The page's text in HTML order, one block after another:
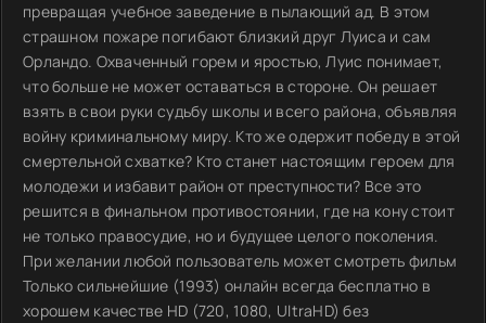
превращая учебное заведение в пылающий ад. В этом
страшном пожаре погибают близкий друг Луиса и сам
Орландо. Охваченный горем и яростью, Луис понимает,
что больше не может оставаться в стороне. Он решает
взять в свои руки судьбу школы и всего района, объявляя
войну криминальному миру. Кто же одержит победу в этой
смертельной схватке? Кто станет настоящим героем для
молодежи и избавит район от преступности? Все это
решится в финальном противостоянии, где на кону стоит
не только правосудие, но и будущее целого поколения.
При желании любой пользователь может смотреть фильм
Только сильнейшие (1993) онлайн всегда бесплатно в
хорошем качестве HD (720, 1080, UltraHD) без